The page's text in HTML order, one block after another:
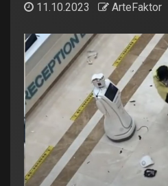
11.10.2023 ArteFaktor